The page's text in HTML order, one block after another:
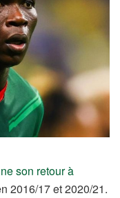
son retour à
2016/17 et 2020/21.